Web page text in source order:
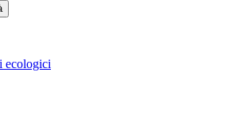
ecologici